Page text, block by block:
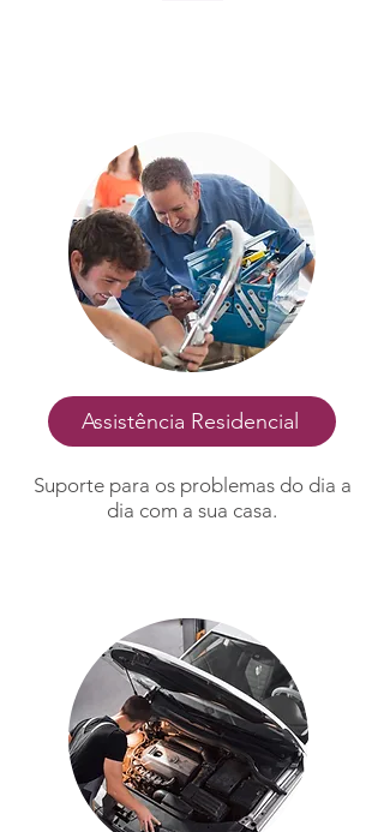
Assistência Residencial
Suporte para os problemas do dia a
dia com a sua casa.